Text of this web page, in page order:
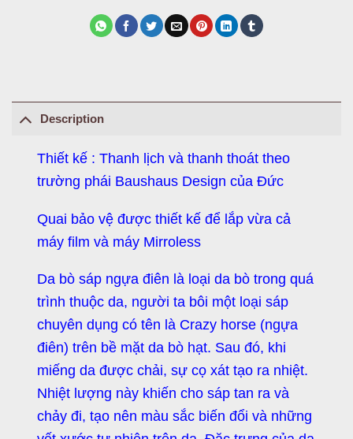
Description
Thiết kế : Thanh lịch và thanh thoát theo
trường phái Baushaus Design của Đức
Quai bảo vệ được thiết kế để lắp vừa cả
máy film và máy Mirroless
Da bò sáp ngựa điên là loại da bò trong quá
trình thuộc da, người ta bôi một loại sáp
chuyên dụng có tên là Crazy horse (ngựa
điên) trên bề mặt da bò hạt. Sau đó, khi
miếng da được chải, sự cọ xát tạo ra nhiệt.
Nhiệt lượng này khiến cho sáp tan ra và
chảy đi, tạo nên màu sắc biến đổi và những